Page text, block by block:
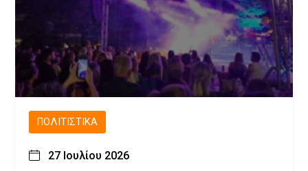
ΠΟΛΙΤΙΣΤΙΚΆ
27 Ιουλίου 2026